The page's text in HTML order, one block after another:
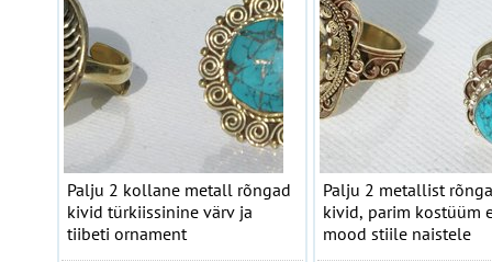
Palju 2 kollane metall rõngad
kivid türkiissinine värv ja
tiibeti ornament
Palju 2 metallist
kivid, parim kostüüm
mood stiile naistele